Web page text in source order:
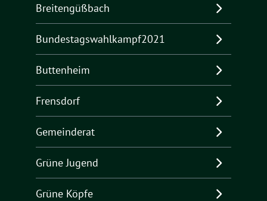
Breitengüßbach
Bundestagswahlkampf2021
Buttenheim
Frensdorf
Gemeinderat
Grüne Jugend
Grüne Köpfe